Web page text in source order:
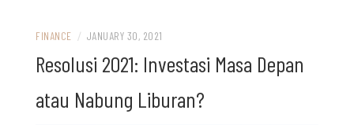
FINANCE / JANUARY 30, 2021
Resolusi 2021: Investasi Masa Depan
atau Nabung Liburan?